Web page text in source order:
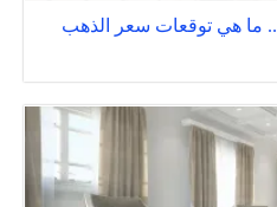
بعد قفزة بـ72.8% خلال 2025.. ما هي توقعات سعر الذهب